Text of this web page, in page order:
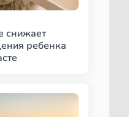
снижает
ребенка